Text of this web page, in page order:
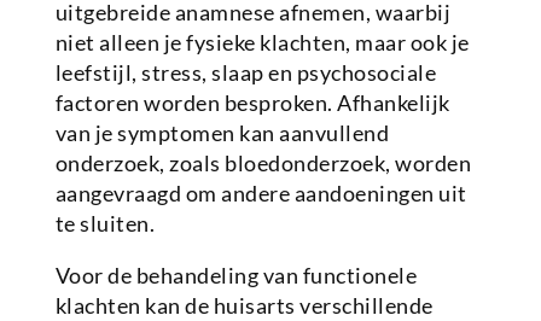
uitgebreide anamnese afnemen, waarbij
niet alleen je fysieke klachten, maar ook je
leefstijl, stress, slaap en psychosociale
factoren worden besproken. Afhankelijk
van je symptomen kan aanvullend
onderzoek, zoals bloedonderzoek, worden
aangevraagd om andere aandoeningen uit
te sluiten.
Voor de behandeling van functionele
klachten kan de huisarts verschillende